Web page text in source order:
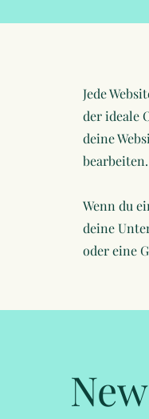
Jede
der ideale
deine
Wenn du
deine
oder eine